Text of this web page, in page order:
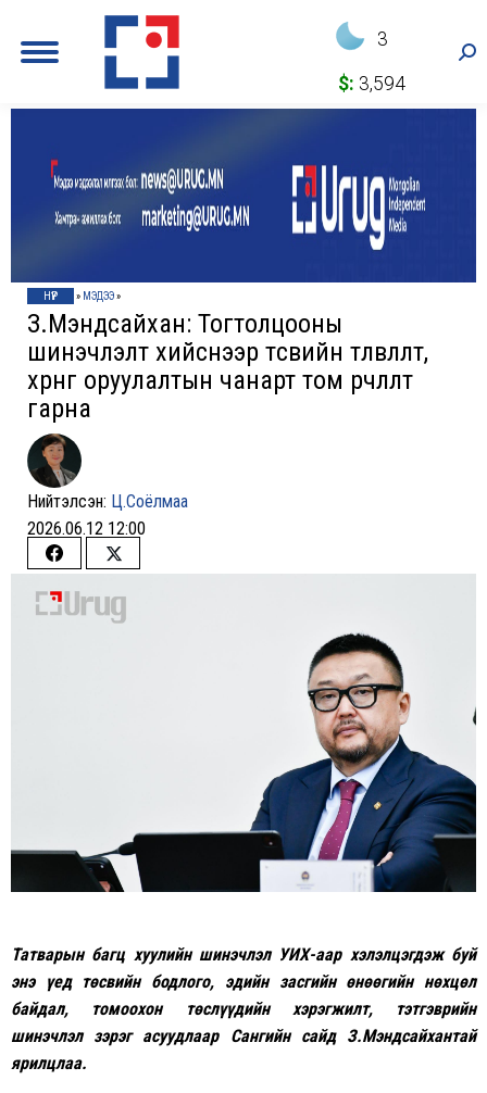
3
$: 3,594
НҮҮР » МЭДЭЭ»
З.Мэндсайхан: Тогтолцооны
шинэчлэлт хийснээр төсвийн төлөвлөлт,
хөрөнгө оруулалтын чанарт том өөрчлөлт
гарна
Нийтэлсэн: Ц.Соёлмаа
2026.06.12 12:00
Share
on
Share
on
Татварын багц хуулийн шинэчлэл УИХ-аар хэлэлцэгдэж буй
энэ үед төсвийн бодлого, эдийн засгийн өнөөгийн нөхцөл
байдал, томоохон төслүүдийн хэрэгжилт, тэтгэврийн
шинэчлэл зэрэг асуудлаар Сангийн сайд З.Мэндсайхантай
ярилцлаа.